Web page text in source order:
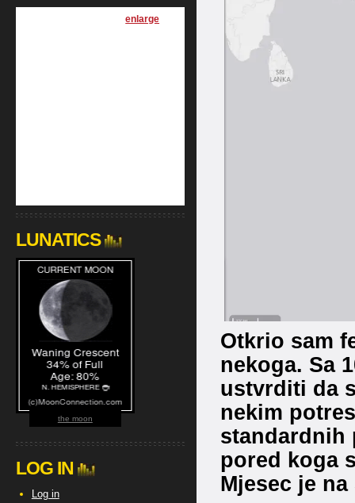
Otkrio sam
nekoga. Sa
ustvrditi da
nekim
standardnih
pored koga
Mjesec je
[enlarge
LUNATICS
the moon
LOG IN
Log in